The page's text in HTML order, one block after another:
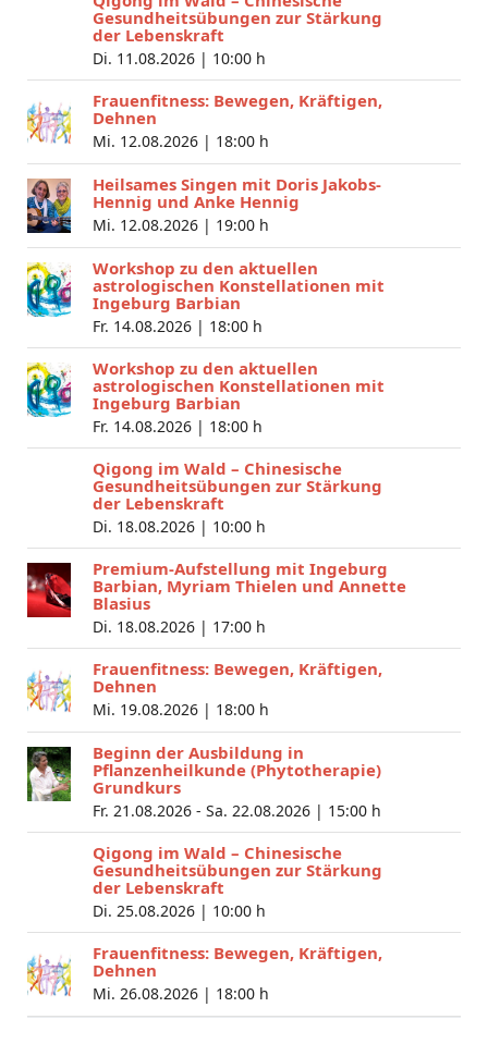
Gesundheitsübungen zur Stärkung
der Lebenskraft
Di. 11.08.2026 | 10:00 h
Frauenfitness: Bewegen, Kräftigen,
Dehnen
Mi. 12.08.2026 | 18:00 h
Heilsames Singen mit Doris Jakobs-
Hennig und Anke Hennig
Mi. 12.08.2026 | 19:00 h
Workshop zu den aktuellen
astrologischen Konstellationen mit
Ingeburg Barbian
Fr. 14.08.2026 | 18:00 h
Workshop zu den aktuellen
astrologischen Konstellationen mit
Ingeburg Barbian
Fr. 14.08.2026 | 18:00 h
Qigong im Wald – Chinesische
Gesundheitsübungen zur Stärkung
der Lebenskraft
Di. 18.08.2026 | 10:00 h
Premium-Aufstellung mit Ingeburg
Barbian, Myriam Thielen und Annette
Blasius
Di. 18.08.2026 | 17:00 h
Frauenfitness: Bewegen, Kräftigen,
Dehnen
Mi. 19.08.2026 | 18:00 h
Beginn der Ausbildung in
Pflanzenheilkunde (Phytotherapie)
Grundkurs
Fr. 21.08.2026 - Sa. 22.08.2026 | 15:00 h
Qigong im Wald – Chinesische
Gesundheitsübungen zur Stärkung
der Lebenskraft
Di. 25.08.2026 | 10:00 h
Frauenfitness: Bewegen, Kräftigen,
Dehnen
Mi. 26.08.2026 | 18:00 h